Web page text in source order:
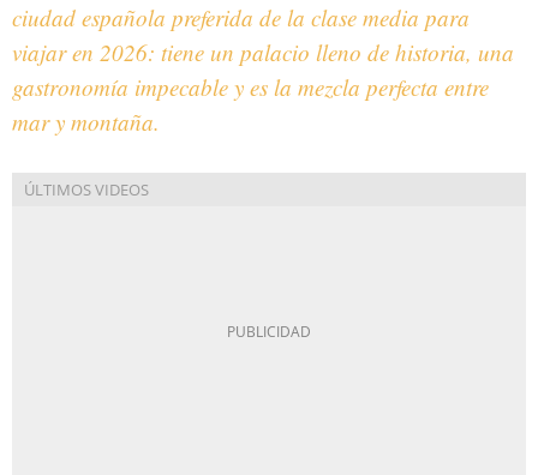
ciudad española preferida de la clase media para
viajar en 2026: tiene un palacio lleno de historia, una
gastronomía impecable y es la mezcla perfecta entre
mar y montaña.